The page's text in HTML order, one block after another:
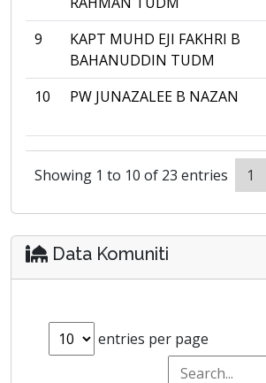
9
KAPT MUHD EJI FAKHRI B
BAHANUDDIN TUDM
10 PW JUNAZALEE B NAZAN
Showing 1 to 10 of 23 entries 1
Data Komuniti
entries per page